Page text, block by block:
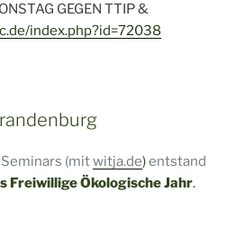
GEGEN TTIP &
index.php?id=72038
(mitwitja.de)entstand
Freiwillige Ökologische Jahr.